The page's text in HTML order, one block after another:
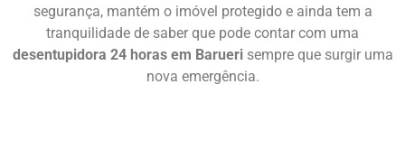
segurança, mantém o imóvel protegido e ainda tem a
tranquilidade de saber que pode contar com uma
desentupidora 24 horas em Baruerisempre que surgir uma
nova emergência.